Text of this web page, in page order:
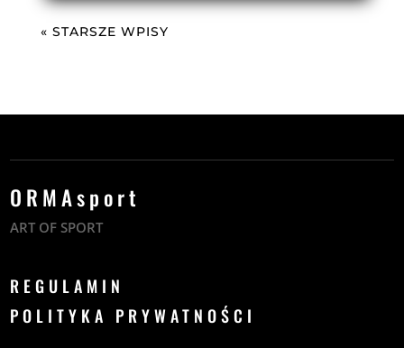
« STARSZE WPISY
ORMAsport
ART OF SPORT
REGULAMIN
POLITYKA PRYWATNOŚCI